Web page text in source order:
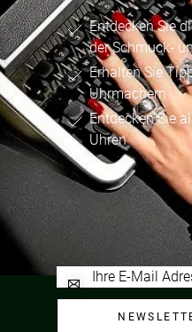
Entdecken Sie
der Schmuck-
Erhalten Sie
Uhrmachern
Entdecken Sie
Uhren